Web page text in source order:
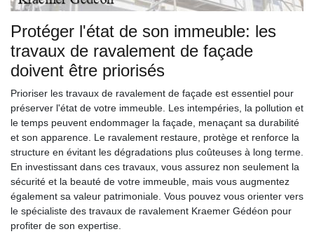
Protéger l'état de son immeuble: les
travaux de ravalement de façade
doivent être priorisés
Prioriser les travaux de ravalement de façade est essentiel pour
préserver l'état de votre immeuble. Les intempéries, la pollution et
le temps peuvent endommager la façade, menaçant sa durabilité
et son apparence. Le ravalement restaure, protège et renforce la
structure en évitant les dégradations plus coûteuses à long terme.
En investissant dans ces travaux, vous assurez non seulement la
sécurité et la beauté de votre immeuble, mais vous augmentez
également sa valeur patrimoniale. Vous pouvez vous orienter vers
le spécialiste des travaux de ravalement Kraemer Gédéon pour
profiter de son expertise.